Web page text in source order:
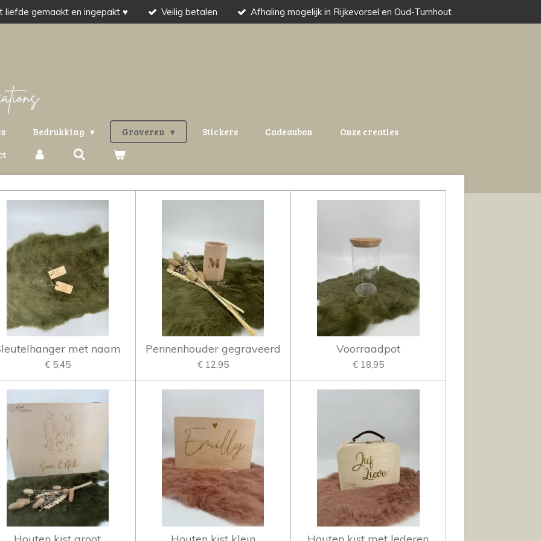
liefde gemaakt en ingepakt ♥ Veilig betalen Afhaling mogelijk in Rijkevorsel en Oud-Turnhout
Bedrukking Graveren Stickers Cadeaubon
Onze creaties
met naam
€ 5,45
Pennenhouder gegraveerd
€ 12,95
Voorraadpot
€ 18,95